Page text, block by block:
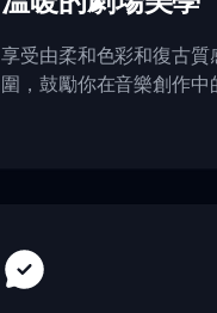
享受由柔和色彩和復古質
圍，鼓勵你在音樂創作中